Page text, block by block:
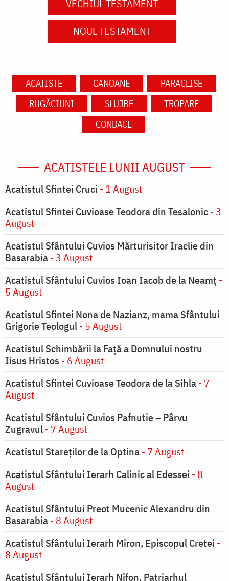
VECHIUL TESTAMENT
NOUL TESTAMENT
ACATISTE CANOANE
PARACLISE
RUGĂCIUNI
SLUJBE
TROPARE
CONDACE
ACATISTELE LUNII AUGUST
Acatistul Sfintei Cruci - 1 August
Acatistul Sfintei Cuvioase Teodora din Tesalonic- 3
August
Acatistul Sfântului Cuvios Mărturisitor Iraclie din
Basarabia- 3 August
Acatistul Sfântului Cuvios Ioan Iacob de la Neamț -
5 August
Acatistul Sfintei Nona de Nazianz, mama Sfântului
Grigorie Teologul- 5 August
Acatistul Schimbării la Faţă a Domnului nostru
Iisus Hristos - 6 August
Acatistul Sfintei Cuvioase Teodora de la Sihla- 7
August
Acatistul Sfântului Cuvios Pafnutie – Pârvu
Zugravul- 7 August
Acatistul Stareţilor de la Optina- 7 August
Acatistul Sfântului Ierarh Calinic al Edessei - 8
August
Acatistul Sfântului Preot Mucenic Alexandru din
Basarabia- 8 August
Acatistul Sfântului Ierarh Miron, Episcopul Cretei -
8 August
Acatistul Sfântului Ierarh Nifon, Patriarhul